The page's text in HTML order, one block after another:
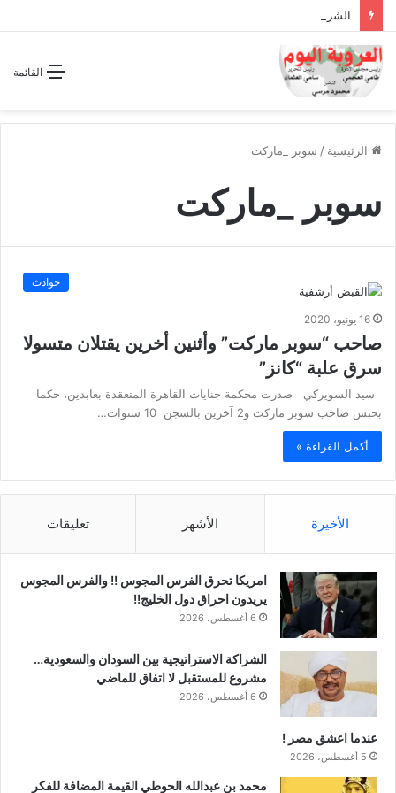
القائمة
الرئيسية / سوبر _ماركت
سوبر _ماركت
حوادث
16 يونيو، 2020
صاحب “سوبر ماركت” وأثنين أخرين يقتلان متسولا
سرق علبة “كانز”
سيد السويركي صدرت محكمة جنايات القاهرة المنعقدة بعابدين، حكما
بحبس صاحب سوبر ماركت و2 آخرين بالسجن 10 سنوات…
أكمل القراءة »
الأخيرة الأشهر تعليقات
امريكا تحرق الفرس المجوس !! والفرس المجوس
يريدون احراق دول الخليج!!
6 أغسطس، 2026
الشراكة الاستراتيجية بين السودان والسعودية…
مشروع للمستقبل لا اتفاق للماضي
6 أغسطس، 2026
عندما اعشق مصر !
5 أغسطس، 2026
محمد بن عبدالله الحوطي القيمة المضافة للفكر